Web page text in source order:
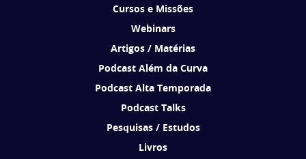
Cursos e Missões
Webinars
Artigos / Matérias
Podcast Além da Curva
Podcast Alta Temporada
Podcast Talks
Pesquisas / Estudos
Livros